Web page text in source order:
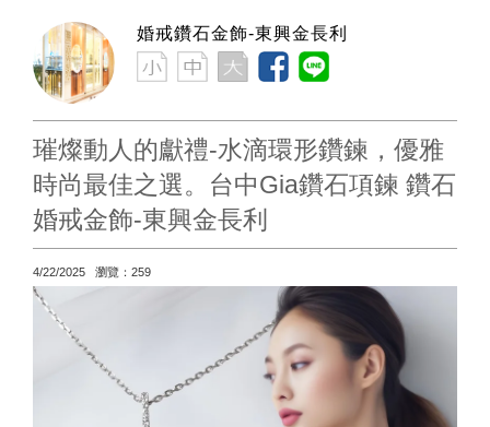
婚戒鑽石金飾-東興金長利
璀燦動人的獻禮-水滴環形鑽鍊，優雅
時尚最佳之選。台中Gia鑽石項鍊 鑽石
婚戒金飾-東興金長利
4/22/2025 瀏覽：259